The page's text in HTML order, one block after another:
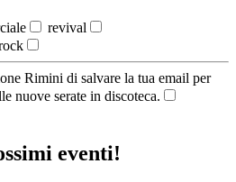
revival
Rimini di salvare la tua email per
nuove serate in discoteca.
eventi!